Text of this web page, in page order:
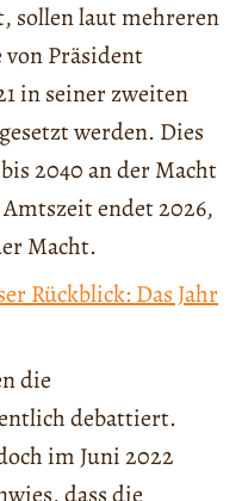
sollen laut mehreren
von Präsident
in seiner zweiten
werden. Dies
2040 an der Macht
endet 2026,
Macht.
Rückblick: Das Jahr
die
debattiert.
im Juni 2022